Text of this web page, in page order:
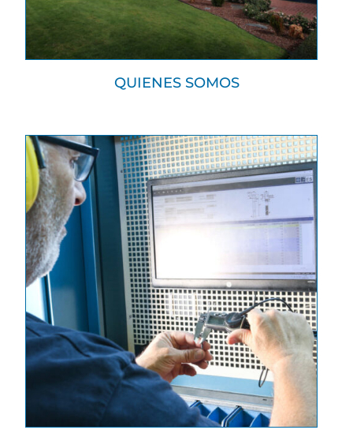
QUIENES SOMOS